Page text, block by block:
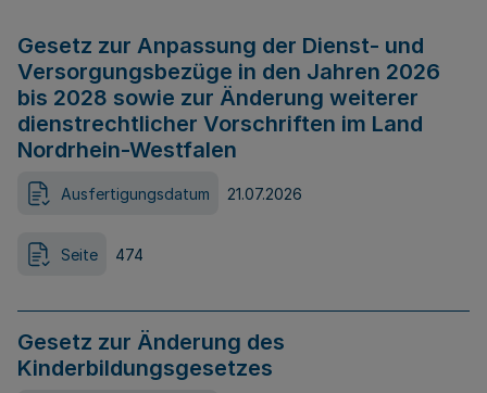
Gesetz zur Anpassung der Dienst- und
Versorgungsbezüge in den Jahren 2026
bis 2028 sowie zur Änderung weiterer
dienstrechtlicher Vorschriften im Land
Nordrhein-Westfalen
Ausfertigungsdatum 21.07.2026
Seite 474
Gesetz zur Änderung des
Kinderbildungsgesetzes